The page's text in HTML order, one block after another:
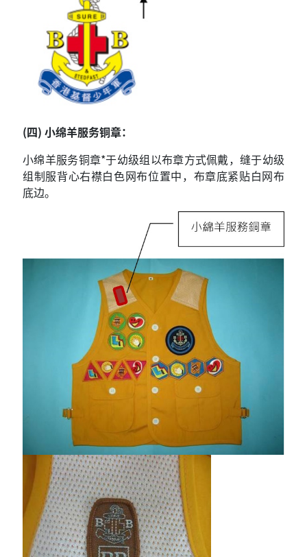
(四) 小绵羊服务铜章：
小绵羊服务铜章*于幼级组以布章方式佩戴，缝于幼级
组制服背心右襟白色网布位置中，布章底紧贴白网布
底边。